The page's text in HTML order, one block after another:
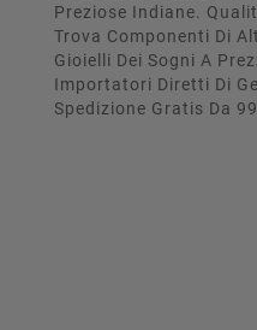
Preziose Indiane.
Trova Componenti Di
Gioielli Dei Sogni A
Importatori Diretti Di
Spedizione Gratis Da